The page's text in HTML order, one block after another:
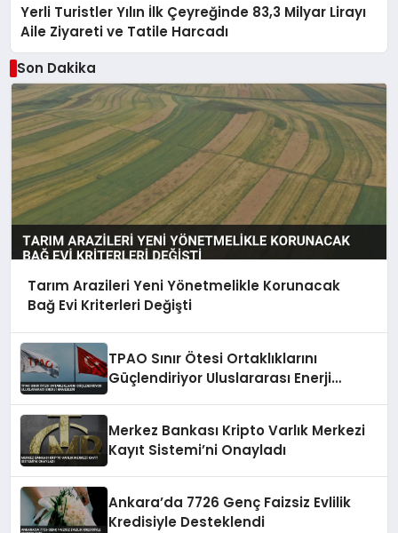
Yerli Turistler Yılın İlk Çeyreğinde 83,3 Milyar Lirayı
Aile Ziyareti ve Tatile Harcadı
Son Dakika
Tarım Arazileri Yeni Yönetmelikle Korunacak
Bağ Evi Kriterleri Değişti
TPAO Sınır Ötesi Ortaklıklarını
Güçlendiriyor Uluslararası Enerji
Merkez Bankası Kripto Varlık Merkezi
Kayıt Sistemi’ni Onayladı
Ankara’da 7726 Genç Faizsiz Evlilik
Kredisiyle Desteklendi